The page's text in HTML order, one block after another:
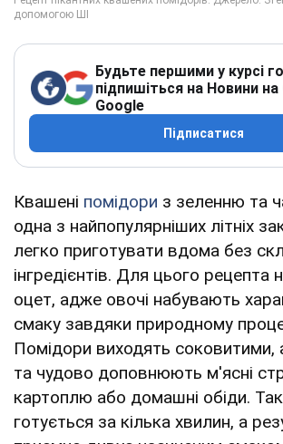
Будьте першими у курсі
підпишіться на Новини на
Google
Підписатися
Квашені помідори з зеленню та
одна з найпопулярніших літніх
легко приготувати вдома без
інгредієнтів. Для цього рецепта
оцет, адже овочі набувають
смаку завдяки природному
Помідори виходять соковитими,
та чудово доповнюють м'ясні
картоплю або домашні обіди.
готується за кілька хвилин, а